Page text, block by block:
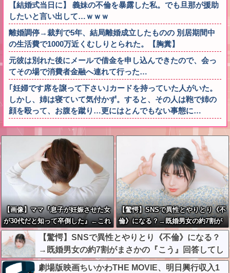
【結婚式当日に】 義妹の不倫を暴露した私。でも旦那が援助
したいと言い出して…ｗｗｗ
離婚調停→裁判で5年、結局離婚成立したものの 別居期間中
の生活費で1000万近くむしりとられた。【胸糞】
元彼は別れた後にメールで借金を申し込んできたので、会っ
てその場で消費者金融へ連れて行った…
｢妊婦です席を譲って下さい｣カードを持っていた人がいた。
しかし、姉は寝ていて気付かず。すると、その人は鞄で姉の
顔を殴って、お腹を蹴り…更にはとんでもない事態に…
【画像】ママ『息子が妊娠させた女
が30代だと知って卒倒した』←これ
【驚愕】SNSで異性とやりとり《不
倫》になる？→既婚男女の約7割が
まさかの『こう』回答してしまうw
w w w w w w w
【驚愕】SNSで異性とやりとり《不倫》になる？
→既婚男女の約7割がまさかの『こう』回答してし
まうw w w w w w w w
劇場版映画ちいかわTHE MOVIE、明日興行収入1